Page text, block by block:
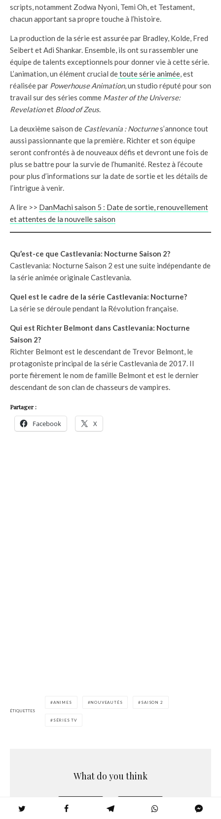
scripts, notamment Zodwa Nyoni, Temi Oh, et Testament,
chacun apportant sa propre touche à l’histoire.
La production de la série est assurée par Bradley, Kolde, Fred
Seibert et Adi Shankar. Ensemble, ils ont su rassembler une
équipe de talents exceptionnels pour donner vie à cette série.
L’animation, un élément crucial detoute série animée, est
réalisée par Powerhouse Animation, un studio réputé pour son
travail sur des séries comme Master of the Universe:
Revelationet Blood of Zeus.
La deuxième saison de Castlevania : Nocturnes’annonce tout
aussi passionnante que la première. Richter et son équipe
seront confrontés à de nouveaux défis et devront une fois de
plus se battre pour la survie de l’humanité. Restez à l’écoute
pour plus d’informations sur la date de sortie et les détails de
l’intrigue à venir.
A lire >> DanMachi saison 5 : Date de sortie, renouvellement
et attentes de la nouvelle saison
Qu’est-ce que Castlevania: Nocturne Saison 2?
Castlevania: Nocturne Saison 2 est une suite indépendante de
la série animée originale Castlevania.
Quel est le cadre de la série Castlevania: Nocturne?
La série se déroule pendant la Révolution française.
Qui est Richter Belmont dans Castlevania: Nocturne
Saison 2?
Richter Belmont est le descendant de Trevor Belmont, le
protagoniste principal de la série Castlevania de 2017. Il
porte fièrement le nom de famille Belmont et est le dernier
descendant de son clan de chasseurs de vampires.
Partager :
Facebook X
ÉTIQUETTES
ANIMES NOUVEAUTÉS SAISON 2
SÉRIES TV
What do you think